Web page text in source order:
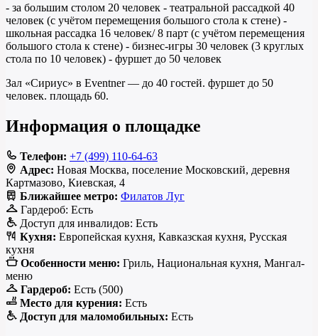
- за большим столом 20 человек - театральной рассадкой 40
человек (с учётом перемещения большого стола к стене) -
школьная рассадка 16 человек/ 8 парт (с учётом перемещения
большого стола к стене) - бизнес-игры 30 человек (3 круглых
стола по 10 человек) - фуршет до 50 человек
Зал «Сириус» в Eventner — до 40 гостей. фуршет до 50
человек. площадь 60.
Информация о площадке
Телефон: +7 (499) 110-64-63
Адрес: Новая Москва, поселение Московский, деревня
Картмазово, Киевская, 4
Ближайшее метро: Филатов Луг
Гардероб: Есть
Доступ для инвалидов: Есть
Кухня: Европейская кухня, Кавказская кухня, Русская
кухня
Особенности меню: Гриль, Национальная кухня, Мангал-
меню
Гардероб: Есть (500)
Место для курения: Есть
Доступ для маломобильных: Есть